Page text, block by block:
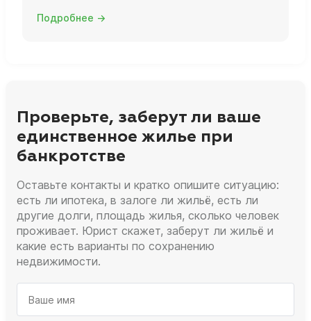
Подробнее →
Проверьте, заберут ли ваше
единственное жилье при
банкротстве
Оставьте контакты и кратко опишите ситуацию:
есть ли ипотека, в залоге ли жильё, есть ли
другие долги, площадь жилья, сколько человек
проживает. Юрист скажет, заберут ли жильё и
какие есть варианты по сохранению
недвижимости.